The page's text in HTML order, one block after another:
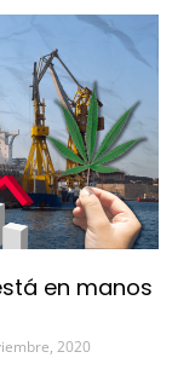
en manos
2020